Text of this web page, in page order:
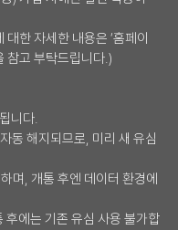
한 자세한 내용은 ‘홈페이
참고 부탁드립니다.)
니다.
동 해지되므로, 미리 새 유심
며, 개통 후엔 데이터 환경에
후에는 기존 유심 사용 불가합